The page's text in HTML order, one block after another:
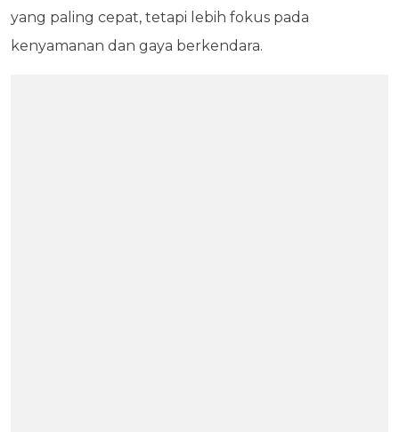
yang paling cepat, tetapi lebih fokus pada
kenyamanan dan gaya berkendara.